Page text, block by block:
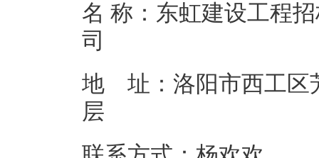
名 称：东虹建设工程
地 址：洛阳市西工区